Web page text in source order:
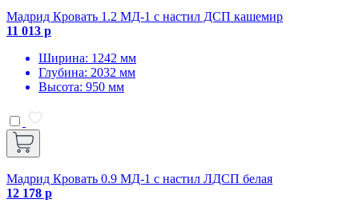
Мадрид Кровать 1.2 МД-1 с настил ДСП кашемир
11 013 р
Ширина: 1242 мм
Глубина: 2032 мм
Высота: 950 мм
Мадрид Кровать 0.9 МД-1 с настил ЛДСП белая
12 178 р